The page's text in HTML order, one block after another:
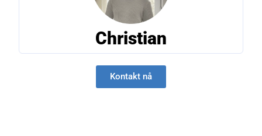
Christian
Kontakt nå